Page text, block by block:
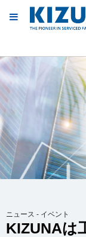
ニュース - イベント
KIZUNAは